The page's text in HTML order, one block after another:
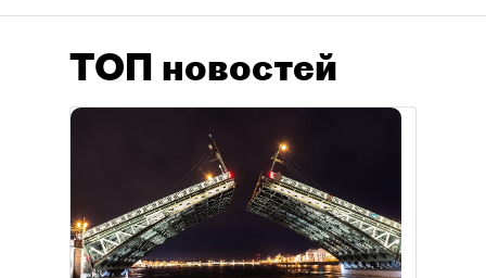
ТОП новостей